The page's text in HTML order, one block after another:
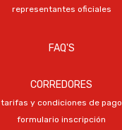
representantes oficiales
FAQ'S
CORREDORES
tarifas y condiciones de pago
formulario inscripción